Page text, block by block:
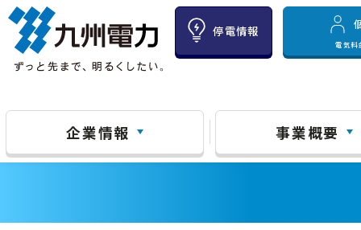
停電情報
電気料
企業情報 事業概要